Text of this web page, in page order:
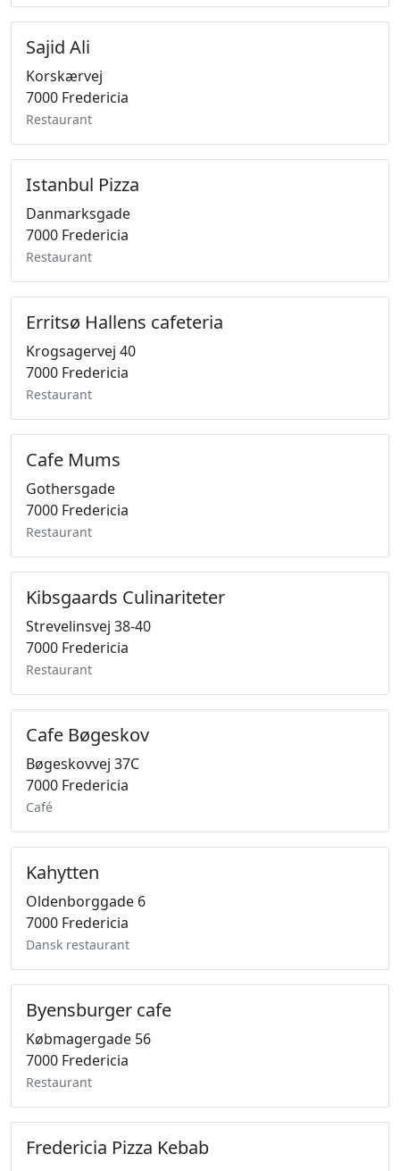
Sajid Ali
Korskærvej
7000 Fredericia
Restaurant
Istanbul Pizza
Danmarksgade
7000 Fredericia
Restaurant
Erritsø Hallens cafeteria
Krogsagervej 40
7000 Fredericia
Restaurant
Cafe Mums
Gothersgade
7000 Fredericia
Restaurant
Kibsgaards Culinariteter
Strevelinsvej 38-40
7000 Fredericia
Restaurant
Cafe Bøgeskov
Bøgeskovvej 37C
7000 Fredericia
Café
Kahytten
Oldenborggade 6
7000 Fredericia
Dansk restaurant
Byensburger cafe
Købmagergade 56
7000 Fredericia
Restaurant
Fredericia Pizza Kebab